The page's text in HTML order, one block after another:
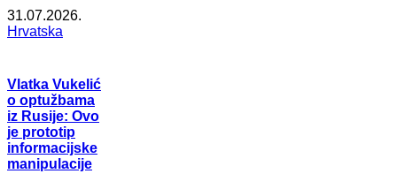
31.07.2026.
Hrvatska
Vlatka Vukelić
o optužbama
iz Rusije: Ovo
je prototip
informacijske
manipulacije